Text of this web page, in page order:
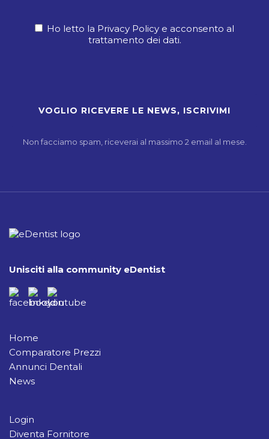
Ho letto la Privacy Policy e acconsento al
trattamento dei dati.
Non facciamo spam, riceverai al massimo 2 email al mese.
Unisciti alla community eDentist
Home
Comparatore Prezzi
Annunci Dentali
News
Login
Diventa Fornitore